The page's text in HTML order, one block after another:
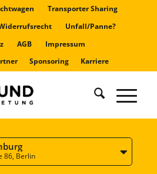
Transporter Sharing
Unfall/Panne?
AGB
Impressum
Sponsoring Karriere
86, Berlin